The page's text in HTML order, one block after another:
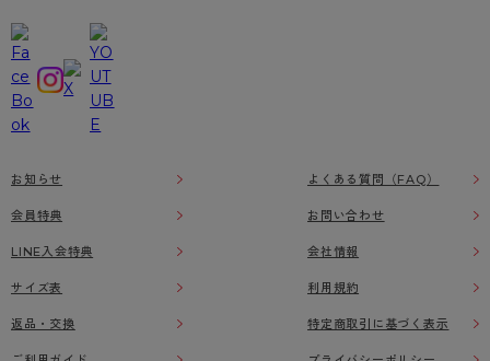
お知らせ
会員特典
LINE入会特典
サイズ表
返品・交換
よくある質問（FAQ）
お問い合わせ
会社情報
利用規約
特定商取引に基づく表示